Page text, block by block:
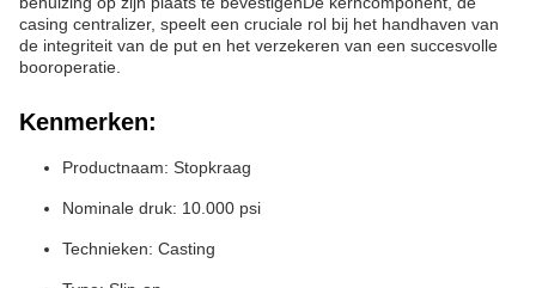
casing centralizer, speelt een cruciale rol bij het handhaven van
de integriteit van de put en het verzekeren van een succesvolle
booroperatie.
Kenmerken:
Productnaam: Stopkraag
Nominale druk: 10.000 psi
Technieken: Casting